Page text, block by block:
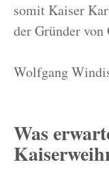
somit Kaiser
der Gründer
Wolfgang
Was